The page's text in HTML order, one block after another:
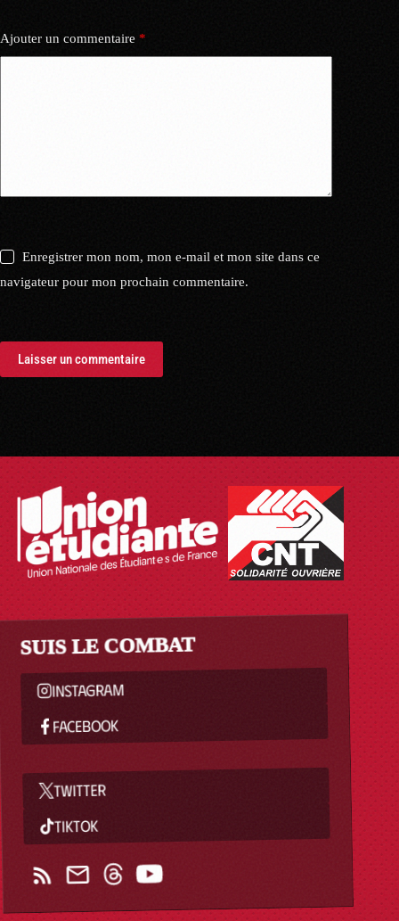
Ajouter un commentaire *
Enregistrer mon nom, mon e-mail et mon site dans ce
navigateur pour mon prochain commentaire.
Laisser un commentaire
SUIS LE COMBAT
INSTAGRAM
FACEBOOK
TWITTER
TIKTOK